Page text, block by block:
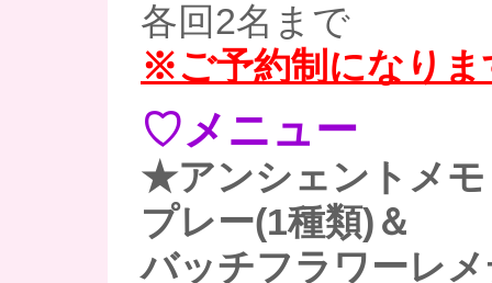
各回2名まで
※ご予約制になりま
♡メニュー
★アンシェントメモ
プレー(1種類)＆
バッチフラワーレ